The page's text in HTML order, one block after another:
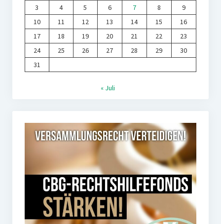
3
4 5 6 7 8
9
10
11 12 13 14 15
16
17
18 19 20 21 22
23
24
25 26 27 28 29
30
31
« Juli